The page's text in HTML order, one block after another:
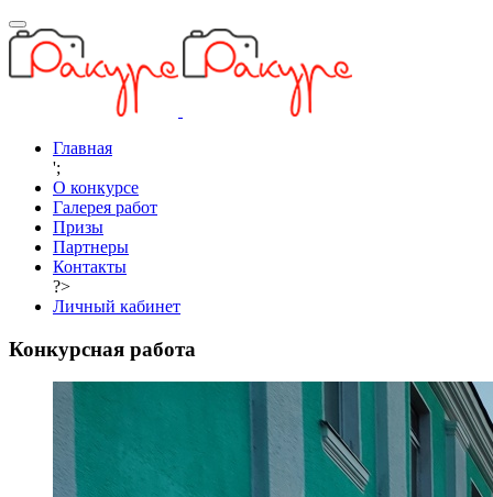
Главная
';
О конкурсе
Галерея работ
Призы
Партнеры
Контакты
?>
Личный кабинет
Конкурсная работа